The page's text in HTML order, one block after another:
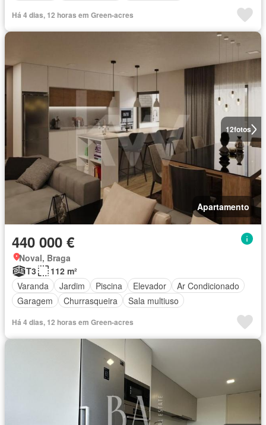
Há 4 dias, 12 horas em Green-acres
12fotos
Apartamento
440 000 €
Noval, Braga
T3
112 m²
Varanda
Jardim Piscina Elevador
Ar Condicionado
Garagem
Churrasqueira Sala multiuso
Há 4 dias, 12 horas em Green-acres